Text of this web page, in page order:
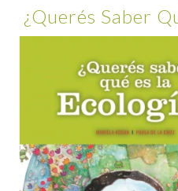
¿Querés Saber